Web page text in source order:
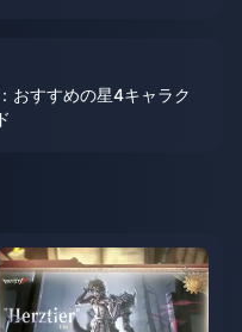
おすすめの星4キャラク